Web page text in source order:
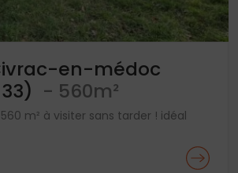
en-médoc
- 560m²
m² à visiter sans tarder ! idéal